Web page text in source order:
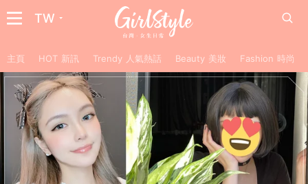
TW
主頁 HOT 新訊 Trendy 人氣熱話 Beauty 美妝 Fashion 時尚